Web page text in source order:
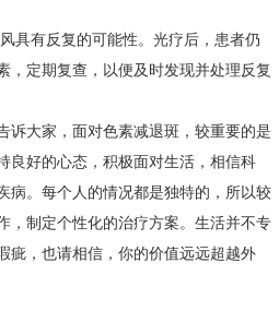
具有反复的可能性。光疗后，患者仍
，定期复查，以便及时发现并处理反复
诉大家，面对色素减退斑，较重要的是
良好的心态，积极面对生活，相信科
病。每个人的情况都是独特的，所以较
，制定个性化的治疗方案。生活并不专
疵，也请相信，你的价值远远超越外